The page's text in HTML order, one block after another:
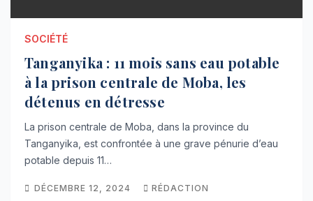
SOCIÉTÉ
Tanganyika : 11 mois sans eau potable
à la prison centrale de Moba, les
détenus en détresse
La prison centrale de Moba, dans la province du
Tanganyika, est confrontée à une grave pénurie d’eau
potable depuis 11…
DÉCEMBRE 12, 2024 RÉDACTION